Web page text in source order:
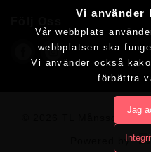
© 2026 TL Månssons AB.
Powered by
Vi använder
Vår webbplats
webbplatsen ska
Vi använder också
förbättra
Jag